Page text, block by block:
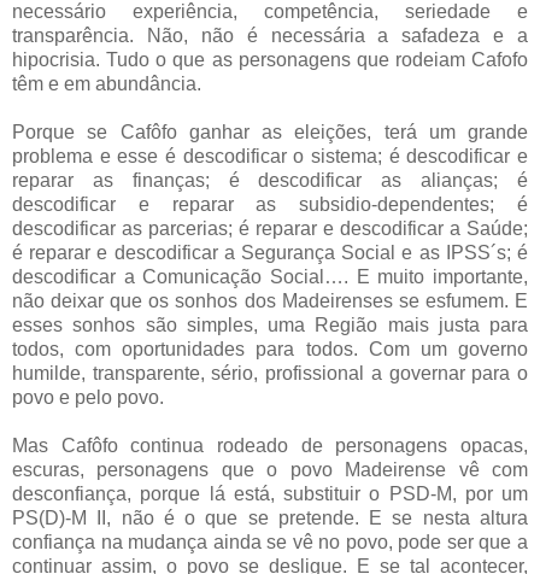
necessário experiência, competência, seriedade e
transparência. Não, não é necessária a safadeza e a
hipocrisia. Tudo o que as personagens que rodeiam Cafofo
têm e em abundância.
Porque se Cafôfo ganhar as eleições, terá um grande
problema e esse é descodificar o sistema; é descodificar e
reparar as finanças; é descodificar as alianças; é
descodificar e reparar as subsidio-dependentes; é
descodificar as parcerias; é reparar e descodificar a Saúde;
é reparar e descodificar a Segurança Social e as IPSS´s; é
descodificar a Comunicação Social…. E muito importante,
não deixar que os sonhos dos Madeirenses se esfumem. E
esses sonhos são simples, uma Região mais justa para
todos, com oportunidades para todos. Com um governo
humilde, transparente, sério, profissional a governar para o
povo e pelo povo.
Mas Cafôfo continua rodeado de personagens opacas,
escuras, personagens que o povo Madeirense vê com
desconfiança, porque lá está, substituir o PSD-M, por um
PS(D)-M II, não é o que se pretende. E se nesta altura
confiança na mudança ainda se vê no povo, pode ser que a
continuar assim, o povo se desligue. E se tal acontecer,